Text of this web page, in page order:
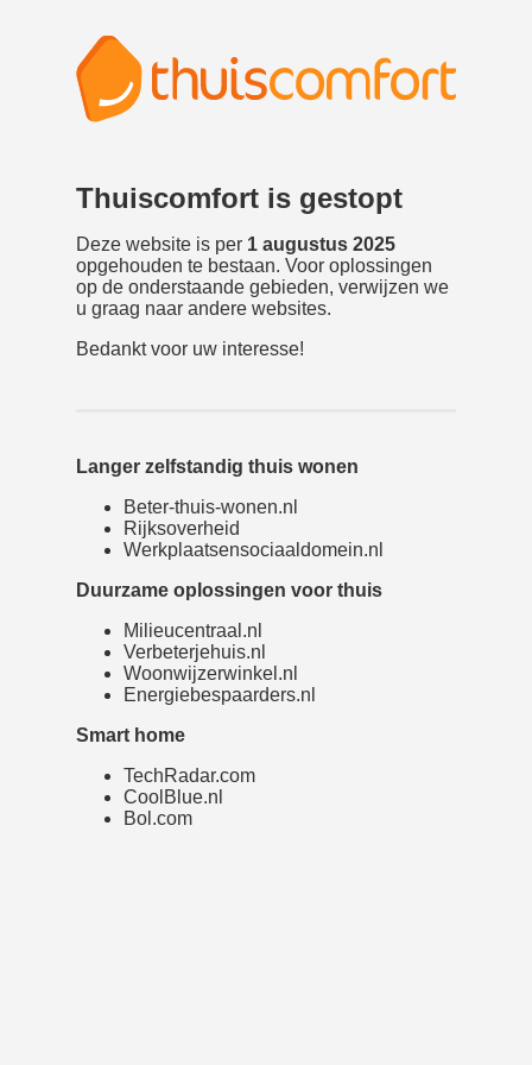
Thuiscomfort is gestopt
Deze website is per 1 augustus 2025
opgehouden te bestaan. Voor oplossingen
op de onderstaande gebieden, verwijzen we
u graag naar andere websites.
Bedankt voor uw interesse!
Langer zelfstandig thuis wonen
Beter-thuis-wonen.nl
Rijksoverheid
Werkplaatsensociaaldomein.nl
Duurzame oplossingen voor thuis
Milieucentraal.nl
Verbeterjehuis.nl
Woonwijzerwinkel.nl
Energiebespaarders.nl
Smart home
TechRadar.com
CoolBlue.nl
Bol.com